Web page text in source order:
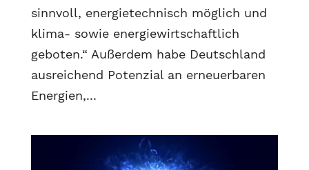
sinnvoll, energietechnisch möglich und
klima- sowie energiewirtschaftlich
geboten.“ Außerdem habe Deutschland
ausreichend Potenzial an erneuerbaren
Energien,...